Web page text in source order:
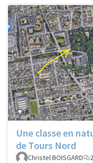
Une classe en
de Tours Nord
Christel BOISGARD 2